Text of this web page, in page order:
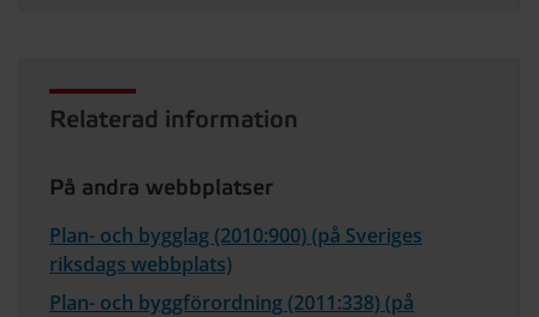
Relaterad information
På andra webbplatser
Plan- och bygglag (2010:900) (på Sveriges
riksdags webbplats)
Plan- och byggförordning (2011:338) (på